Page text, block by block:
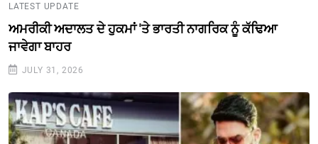
LATEST UPDATE
ਅਮਰੀਕੀ ਅਦਾਲਤ ਦੇ ਹੁਕਮਾਂ 'ਤੇ ਭਾਰਤੀ ਨਾਗਰਿਕ ਨੂੰ ਕੱਢਿਆ
ਜਾਵੇਗਾ ਬਾਹਰ
JULY 31, 2026